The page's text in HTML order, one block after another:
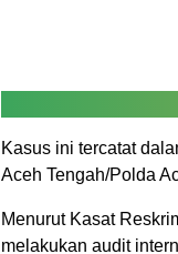
Kasus ini tercatat
Aceh Tengah/Polda
Menurut Kasat
melakukan audit